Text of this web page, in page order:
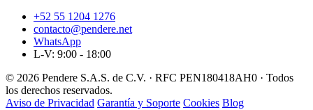
+52 55 1204 1276
contacto@pendere.net
WhatsApp
L-V: 9:00 - 18:00
© 2026 Pendere S.A.S. de C.V. · RFC PEN180418AH0 · Todos
los derechos reservados.
Aviso de Privacidad Garantía y Soporte Cookies Blog